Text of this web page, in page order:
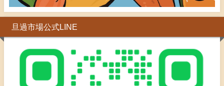
旦過市場公式LINE